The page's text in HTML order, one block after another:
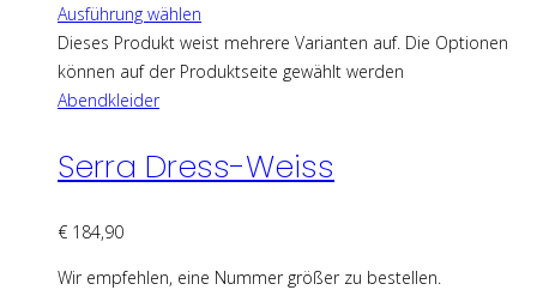
Ausführung wählen
Dieses Produkt weist mehrere Varianten auf. Die Optionen
können auf der Produktseite gewählt werden
Abendkleider
Serra Dress-Weiss
€ 184,90
Wir empfehlen, eine Nummer größer zu bestellen.